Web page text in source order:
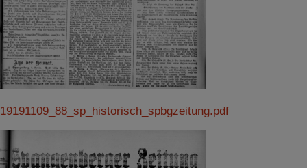
19191109_88_sp_historisch_spbgzeitung.pdf